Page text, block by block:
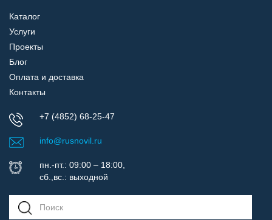
Каталог
Услуги
Проекты
Блог
Оплата и доставка
Контакты
+7 (4852) 68-25-47
info@rusnovil.ru
пн.-пт.: 09:00 – 18:00,
сб.,вс.: выходной